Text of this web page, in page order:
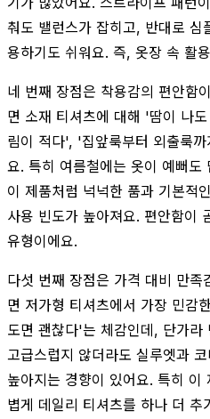
춰도 밸런스가 잡히고, 반대로
용하기도 쉬워요. 즉, 옷장 속 활
네 번째 장점은 착용감의 편안함
면 소재 티셔츠에 대해 '땀이 나
림이 적다', '집앞룩부터 외출룩
요. 특히 여름철에는 옷이 예뻐도
이 제품처럼 넉넉한 품과 기본적
사용 빈도가 높아져요. 편안함이
유형이에요.
다섯 번째 장점은 가격 대비 만족
면 저가형 티셔츠에서 가장 민감
도면 괜찮다'는 체감인데, 단가라
고급스럽지 않더라도 실루엣과
높아지는 경향이 있어요. 특히
볍게 데일리 티셔츠를 하나 더 추